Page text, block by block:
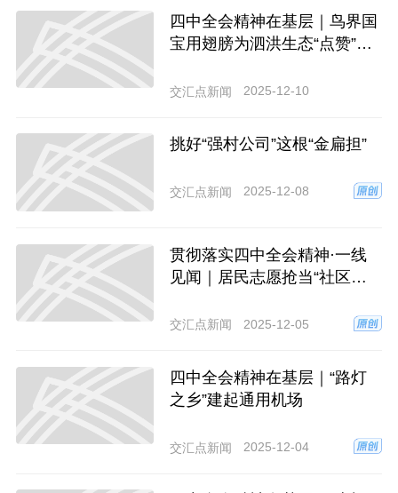
四中全会精神在基层｜鸟界国
宝用翅膀为泗洪生态“点赞”
交汇点新闻 2025-12-10
挑好“强村公司”这根“金扁担”
交汇点新闻 2025-12-08
贯彻落实四中全会精神·一线
见闻｜居民志愿抢当“社区主
交汇点新闻 2025-12-05
四中全会精神在基层｜“路灯
之乡”建起通用机场
交汇点新闻 2025-12-04